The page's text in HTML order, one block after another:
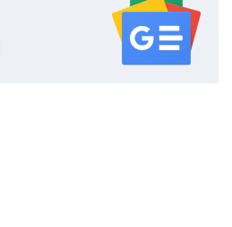
serwisu